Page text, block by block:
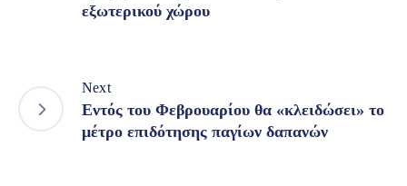
εξωτερικού χώρου
Next
Εντός του Φεβρουαρίου θα «κλειδώσει» το
μέτρο επιδότησης παγίων δαπανών